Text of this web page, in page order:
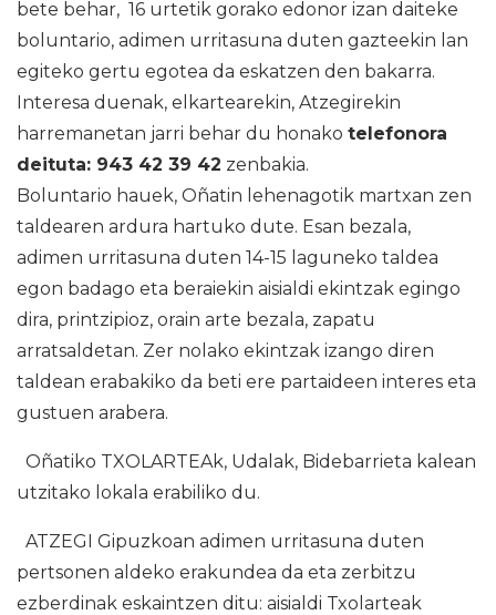
bete behar, 16 urtetik gorako edonor izan daiteke
boluntario, adimen urritasuna duten gazteekin lan
egiteko gertu egotea da eskatzen den bakarra.
Interesa duenak, elkartearekin, Atzegirekin
harremanetan jarri behar du honako telefonora
deituta: 943 42 39 42 zenbakia.
Boluntario hauek, Oñatin lehenagotik martxan zen
taldearen ardura hartuko dute. Esan bezala,
adimen urritasuna duten 14-15 laguneko taldea
egon badago eta beraiekin aisialdi ekintzak egingo
dira, printzipioz, orain arte bezala, zapatu
arratsaldetan. Zer nolako ekintzak izango diren
taldean erabakiko da beti ere partaideen interes eta
gustuen arabera.
Oñatiko TXOLARTEAk, Udalak, Bidebarrieta kalean
utzitako lokala erabiliko du.
ATZEGI Gipuzkoan adimen urritasuna duten
pertsonen aldeko erakundea da eta zerbitzu
ezberdinak eskaintzen ditu: aisialdi Txolarteak